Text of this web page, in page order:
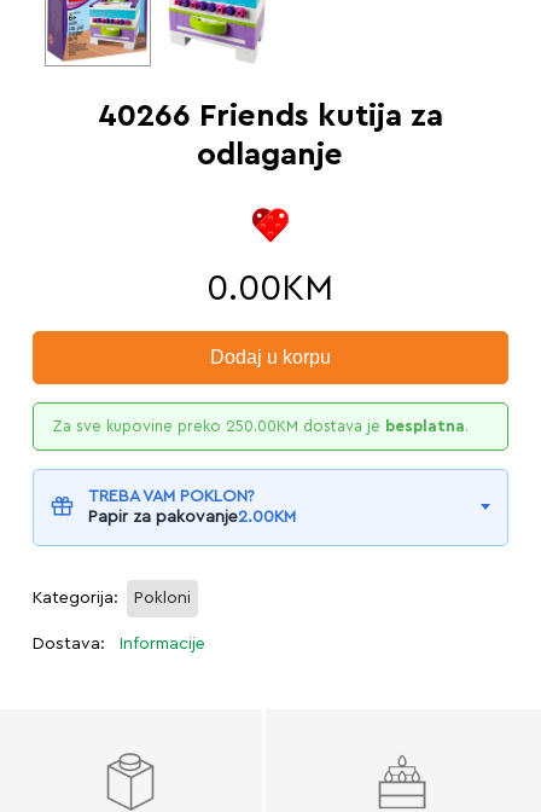
40266 Friends kutija za
odlaganje
0.00 KM
Dodaj u korpu
Za sve kupovine preko 250.00KM dostava je besplatna.
TREBA VAM POKLON?
Papir za pakovanje2.00KM
Kategorija: Pokloni
Dostava: Informacije